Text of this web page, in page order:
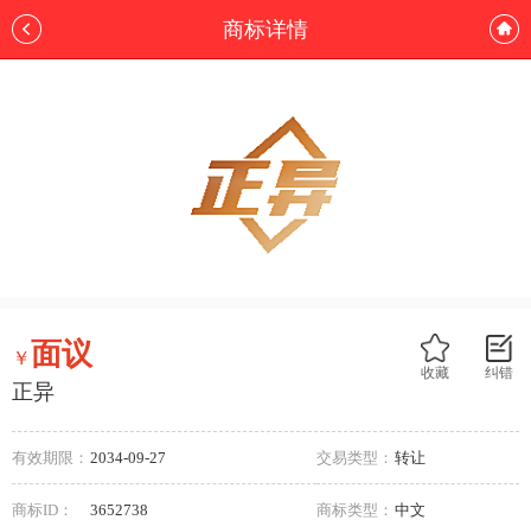
商标详情
纠错
收藏
￥面议
正异
有效期限： 2034-09-27 交易类型： 转让
商标ID： 3652738 商标类型： 中文